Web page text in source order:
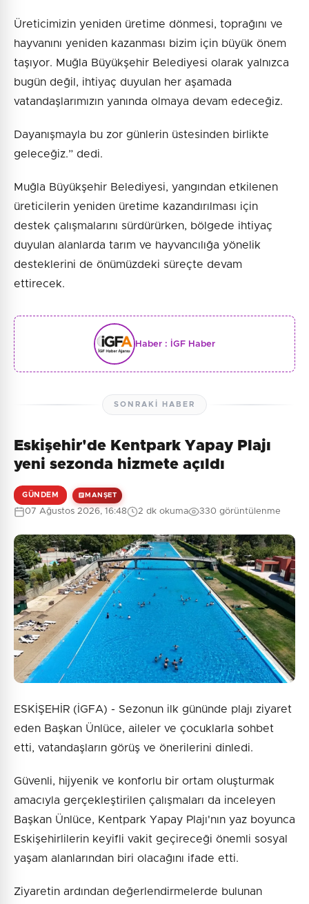
Üreticimizin yeniden üretime dönmesi, toprağını ve
hayvanını yeniden kazanması bizim için büyük önem
taşıyor. Muğla Büyükşehir Belediyesi olarak yalnızca
bugün değil, ihtiyaç duyulan her aşamada
vatandaşlarımızın yanında olmaya devam edeceğiz.
Dayanışmayla bu zor günlerin üstesinden birlikte
geleceğiz.” dedi.
Muğla Büyükşehir Belediyesi, yangından etkilenen
üreticilerin yeniden üretime kazandırılması için
destek çalışmalarını sürdürürken, bölgede ihtiyaç
duyulan alanlarda tarım ve hayvancılığa yönelik
desteklerini de önümüzdeki süreçte devam
ettirecek.
Haber : İGF Haber
SONRAKI HABER
Eskişehir'de Kentpark Yapay Plajı
yeni sezonda hizmete açıldı
GÜNDEM MANŞET
07 Ağustos 2026, 16:48 2 dk okuma 330 görüntülenme
ESKİŞEHİR (İGFA) - Sezonun ilk gününde plajı ziyaret
eden Başkan Ünlüce, aileler ve çocuklarla sohbet
etti, vatandaşların görüş ve önerilerini dinledi.
Güvenli, hijyenik ve konforlu bir ortam oluşturmak
amacıyla gerçekleştirilen çalışmaları da inceleyen
Başkan Ünlüce, Kentpark Yapay Plajı'nın yaz boyunca
Eskişehirlilerin keyifli vakit geçireceği önemli sosyal
yaşam alanlarından biri olacağını ifade etti.
Ziyaretin ardından değerlendirmelerde bulunan